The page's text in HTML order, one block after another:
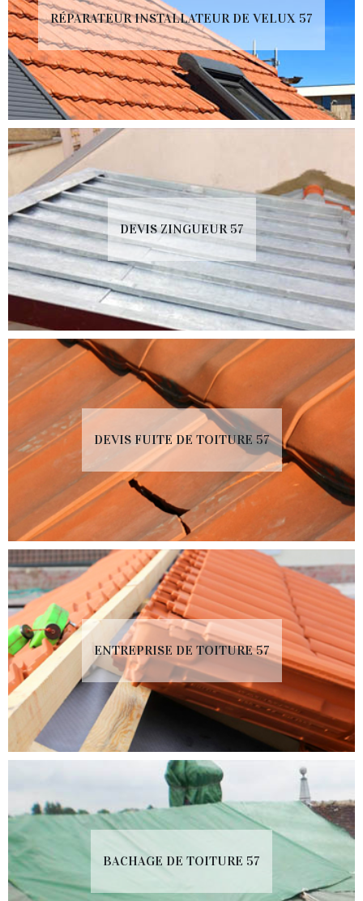
RÉPARATEUR INSTALLATEUR DE VELUX 57
DEVIS ZINGUEUR 57
DEVIS FUITE DE TOITURE 57
ENTREPRISE DE TOITURE 57
BACHAGE DE TOITURE 57